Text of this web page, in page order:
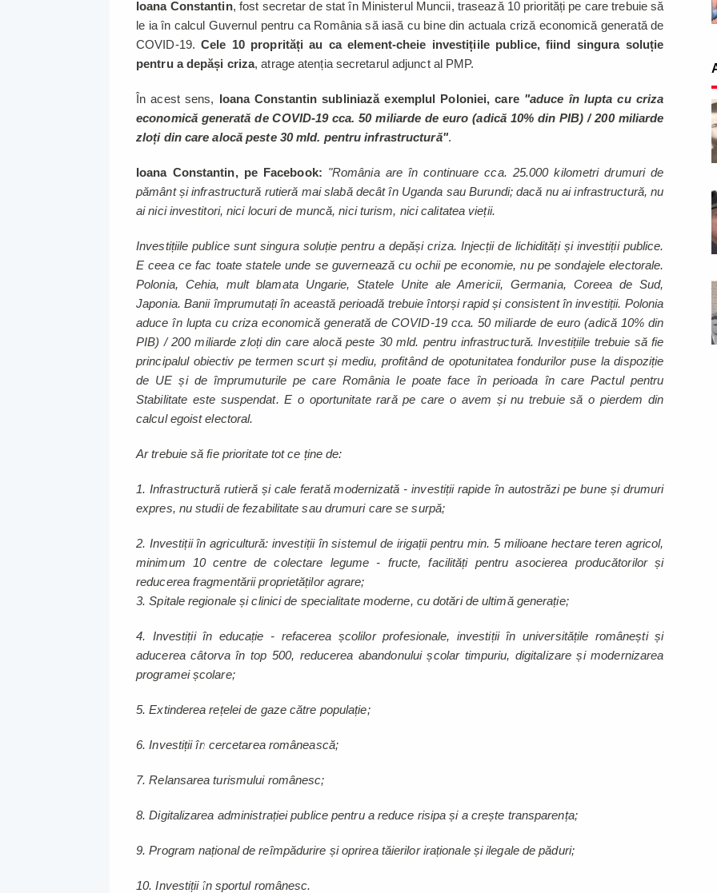
Ioana Constantin, fost secretar de stat în Ministerul Muncii, trasează 10 priorități pe care trebuie să
le ia în calcul Guvernul pentru ca România să iasă cu bine din actuala criză economică generată de
COVID-19.Cele 10 proprități au ca element-cheie investițiile publice, fiind singura soluție
pentru a depăși criza, atrage atenția secretarul adjunct al PMP.
În acest sens, Ioana Constantin subliniază exemplul Poloniei, care"aduce în lupta cu criza
economică generată de COVID-19 cca. 50 miliarde de euro (adică 10% din PIB) / 200 miliarde
zloți din care alocă peste 30 mld. pentru infrastructură".
Ioana Constantin, pe Facebook: "România are în continuare cca. 25.000 kilometri drumuri de
pământ și infrastructură rutieră mai slabă decât în Uganda sau Burundi; dacă nu ai infrastructură, nu
ai nici investitori, nici locuri de muncă, nici turism, nici calitatea vieții.
Investițiile publice sunt singura soluție pentru a depăși criza. Injecții de lichidități și investiții publice.
E ceea ce fac toate statele unde se guvernează cu ochii pe economie, nu pe sondajele electorale.
Polonia, Cehia, mult blamata Ungarie, Statele Unite ale Americii, Germania, Coreea de Sud,
Japonia. Banii împrumutați în această perioadă trebuie întorși rapid și consistent în investiții. Polonia
aduce în lupta cu criza economică generată de COVID-19 cca. 50 miliarde de euro (adică 10% din
PIB) / 200 miliarde zloți din care alocă peste 30 mld. pentru infrastructură. Investițiile trebuie să fie
principalul obiectiv pe termen scurt și mediu, profitând de opotunitatea fondurilor puse la dispoziție
de UE și de împrumuturile pe care România le poate face în perioada în care Pactul pentru
Stabilitate este suspendat. E o oportunitate rară pe care o avem și nu trebuie să o pierdem din
calcul egoist electoral.
Ar trebuie să fie prioritate tot ce ține de:
1. Infrastructură rutieră și cale ferată modernizată - investiții rapide în autostrăzi pe bune și drumuri
expres, nu studii de fezabilitate sau drumuri care se surpă;
2. Investiții în agricultură: investiții în sistemul de irigații pentru min. 5 milioane hectare teren agricol,
minimum 10 centre de colectare legume - fructe, facilități pentru asocierea producătorilor și
reducerea fragmentării proprietăților agrare;
3. Spitale regionale și clinici de specialitate moderne, cu dotări de ultimă generație;
4. Investiții în educație - refacerea școlilor profesionale, investiții în universitățile românești și
aducerea câtorva în top 500, reducerea abandonului școlar timpuriu, digitalizare și modernizarea
programei școlare;
5. Extinderea rețelei de gaze către populație;
6. Investiții în cercetarea românească;
7. Relansarea turismului românesc;
8. Digitalizarea administrației publice pentru a reduce risipa și a crește transparența;
9. Program național de reîmpădurire și oprirea tăierilor iraționale și ilegale de păduri;
10. Investiții în sportul românesc.